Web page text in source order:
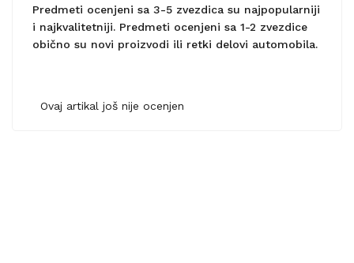
Predmeti ocenjeni sa 3-5 zvezdica su najpopularniji
i najkvalitetniji. Predmeti ocenjeni sa 1-2 zvezdice
obično su novi proizvodi ili retki delovi automobila.
Ovaj artikal još nije ocenjen